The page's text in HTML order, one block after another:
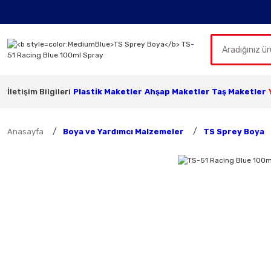
İletişim Bilgileri Plastik Maketler Ahşap Maketler Taş Maketler
Anasayfa Boya ve Yardımcı Malzemeler TS Sprey Boya